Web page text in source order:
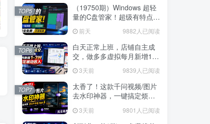
普通人怎么赚钱？2025年马哥揭秘“搞钱天条”：高手都是从“抄作业”开始的！(3步法) 国学遇上AI！3分钟让国学视频破10万播放
（19750期）Windows 超轻
量的C盘管家！超级有特点，
支持磁盘分析及清理提醒，
2M大小体积，完全免费 C盘
管家
前天 9882人已阅读
TOP5
白天正常上班，店铺自主成
交，做多多虚拟每月新增1-
3W稳定被动收入【揭秘】
3天前 9839人已阅读
TOP6
太香了！这款千问视频/图片
去水印神器，一键搞定烦人
器拓展插件
3天前 9801人已阅读
TOP7